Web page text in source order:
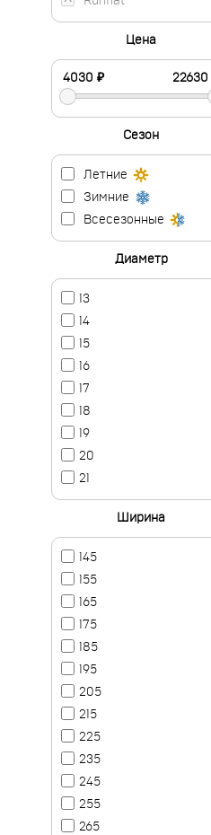
Цена
Сезон
Летние
Зимние
Всесезонные
Диаметр
13
14
15
16
17
18
19
20
21
Ширина
145
155
165
175
185
195
205
215
225
235
245
255
265